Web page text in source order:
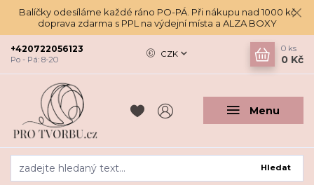
Balíčky odesíláme každé ráno PO-PÁ. Při nákupu nad 1000 kč
doprava zdarma s PPL na výdejní místa a ALZA BOXY
Menu
CZK
Hledat
+420722056123
Po - Pá: 8-20
0 ks
0 Kč